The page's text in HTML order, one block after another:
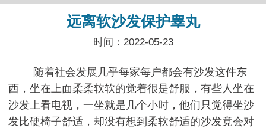
远离软沙发保护睾丸
时间：2022-05-23
随着社会发展几乎每家每户都会有沙发这件东
西，坐在上面柔柔软软的觉着很是舒服，有些人坐在
沙发上看电视，一坐就是几个小时，他们只觉得坐沙
发比硬椅子舒适，却没有想到柔软舒适的沙发竟会对